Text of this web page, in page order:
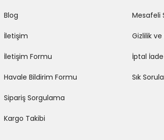
Blog
İletişim
İletişim Formu
Havale Bildirim Formu
Sipariş Sorgulama
Kargo Takibi
Mesafeli
Gizlilik
İptal İade
Sık